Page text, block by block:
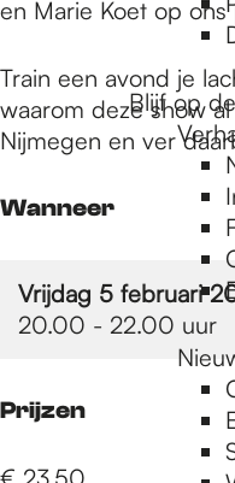
Blijf op
en Marie Koet op
Train een avond je
waarom deze show
Nijmegen en ver
Wanneer
Vrijdag 5 februari
20.00 - 22.00 uur
Prijzen